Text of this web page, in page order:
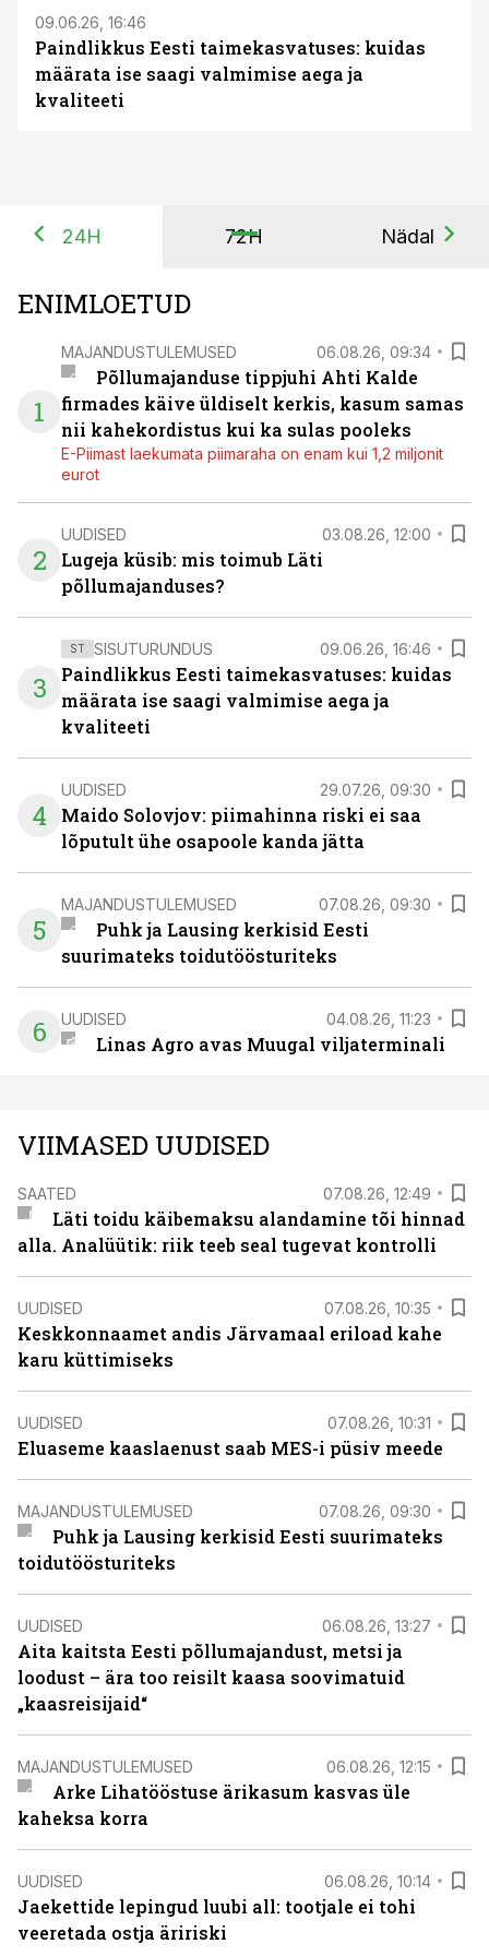
09.06.26, 16:46
Paindlikkus Eesti taimekasvatuses: kuidas
määrata ise saagi valmimise aega ja
kvaliteeti
24H 72H Nädal
ENIMLOETUD
1
MAJANDUSTULEMUSED 06.08.26, 09:34
Põllumajanduse tippjuhi Ahti Kalde
firmades käive üldiselt kerkis, kasum samas
nii kahekordistus kui ka sulas pooleks
E-Piimast laekumata piimaraha on enam kui 1,2 miljonit
eurot
2
UUDISED 03.08.26, 12:00
Lugeja küsib: mis toimub Läti
põllumajanduses?
3
ST SISUTURUNDUS 09.06.26, 16:46
Paindlikkus Eesti taimekasvatuses: kuidas
määrata ise saagi valmimise aega ja
kvaliteeti
4
UUDISED 29.07.26, 09:30
Maido Solovjov: piimahinna riski ei saa
lõputult ühe osapoole kanda jätta
5
MAJANDUSTULEMUSED 07.08.26, 09:30
Puhk ja Lausing kerkisid Eesti
suurimateks toidutöösturiteks
6 UUDISED 04.08.26, 11:23
Linas Agro avas Muugal viljaterminali
VIIMASED UUDISED
SAATED 07.08.26, 12:49
Läti toidu käibemaksu alandamine tõi hinnad
alla. Analüütik: riik teeb seal tugevat kontrolli
UUDISED 07.08.26, 10:35
Keskkonnaamet andis Järvamaal eriload kahe
karu küttimiseks
UUDISED 07.08.26, 10:31
Eluaseme kaaslaenust saab MES-i püsiv meede
MAJANDUSTULEMUSED 07.08.26, 09:30
Puhk ja Lausing kerkisid Eesti suurimateks
toidutöösturiteks
UUDISED 06.08.26, 13:27
Aita kaitsta Eesti põllumajandust, metsi ja
loodust – ära too reisilt kaasa soovimatuid
„kaasreisijaid“
MAJANDUSTULEMUSED 06.08.26, 12:15
Arke Lihatööstuse ärikasum kasvas üle
kaheksa korra
UUDISED 06.08.26, 10:14
Jaekettide lepingud luubi all: tootjale ei tohi
veeretada ostja äririski